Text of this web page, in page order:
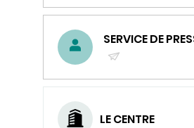
UN
COURRIEL)
SERVICE DE
UN
LE CENTRE